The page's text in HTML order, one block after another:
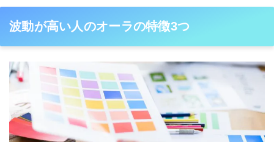
波動が高い人のオーラの特徴3つ